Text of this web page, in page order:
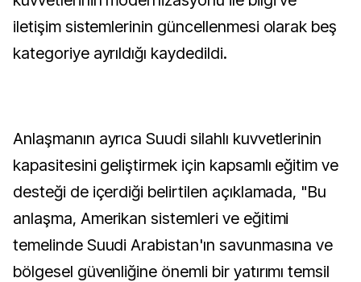
iletişim sistemlerinin güncellenmesi olarak beş
kategoriye ayrıldığı kaydedildi.
Anlaşmanın ayrıca Suudi silahlı kuvvetlerinin
kapasitesini geliştirmek için kapsamlı eğitim ve
desteği de içerdiği belirtilen açıklamada, "Bu
anlaşma, Amerikan sistemleri ve eğitimi
temelinde Suudi Arabistan'ın savunmasına ve
bölgesel güvenliğine önemli bir yatırımı temsil